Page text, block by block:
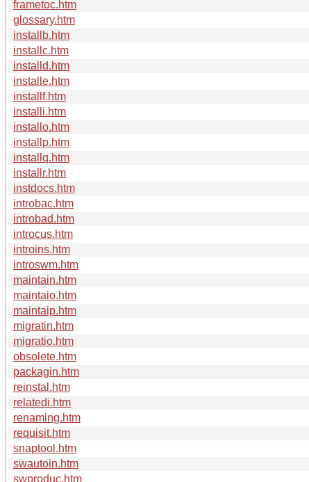
frametoc.htm
glossary.htm
installb.htm
installc.htm
installd.htm
installe.htm
installf.htm
installi.htm
installo.htm
installp.htm
installq.htm
installr.htm
instdocs.htm
introbac.htm
introbad.htm
introcus.htm
introins.htm
introswm.htm
maintain.htm
maintaio.htm
maintaip.htm
migratin.htm
migratio.htm
obsolete.htm
packagin.htm
reinstal.htm
relatedi.htm
renaming.htm
requisit.htm
snaptool.htm
swautoin.htm
swproduc.htm